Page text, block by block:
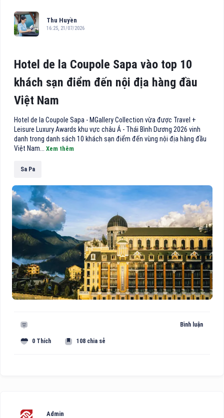
Thu Huyền
16:25, 21/07/2026
Hotel de la Coupole Sapa vào top 10
khách sạn điểm đến nội địa hàng đầu
Việt Nam
Hotel de la Coupole Sapa - MGallery Collection vừa được Travel +
Leisure Luxury Awards khu vực châu Á - Thái Bình Dương 2026 vinh
danh trong danh sách 10 khách sạn điểm đến vùng nội địa hàng đầu
Việt Nam... Xem thêm
Sa Pa
Bình luận
0 Thích 108 chia sẻ
Admin